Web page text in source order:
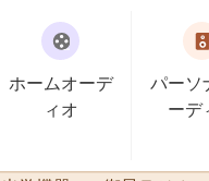
ホームオーデ
ィオ
パーソ
ーデ